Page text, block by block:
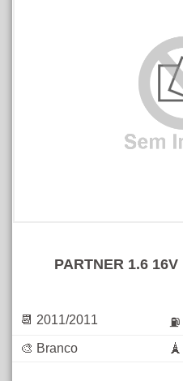
PARTNER 1.6
📆 2011/2011
🎨 Branco